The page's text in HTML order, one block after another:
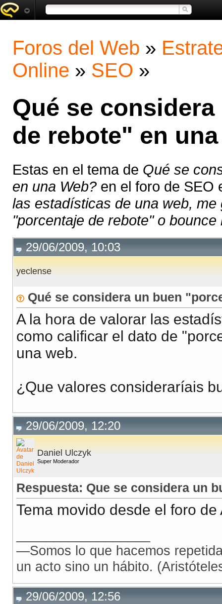
Foros del Web »
Online » SEO »
Qué se
de rebote" en
Estas en el tema de Qué se
en una Web? en el foro de SEO
las estadísticas de una web,
"porcentaje de rebote" o bounce
29/06/2009, 10:03
yeclense
Qué se considera un buen
A la hora de valorar las
como calificar el dato de
una web.
¿Que valores consideraríais
29/06/2009, 12:20
Daniel Ulczyk
Super Moderador
Respuesta: Que se considera un
Tema movido desde el foro
—Somos lo que hacemos
un acto sino un hábito.
29/06/2009, 12:56